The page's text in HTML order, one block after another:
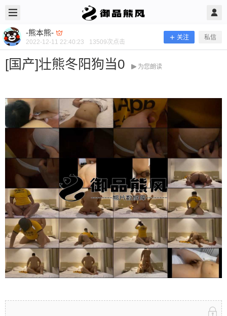
-熊本熊-
2022-12-11 22:40:23 13509次点击
关注 私信
[国产]壮熊冬阳狗当0 为您朗读
-熊本熊- @ 御品熊风 2022/12/11
[国产]壮熊冬阳狗当0
当前隐藏内容需要支付888熊币 已有105人支付 登
录立刻注册 0 收藏